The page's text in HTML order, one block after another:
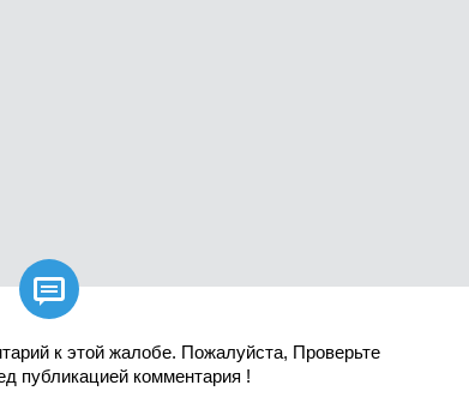

к этой жалобе. Пожалуйста, Проверьте
публикацией комментария !